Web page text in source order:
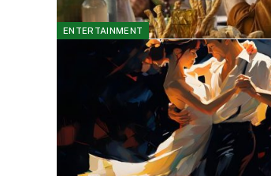
ENTERTAINMENT